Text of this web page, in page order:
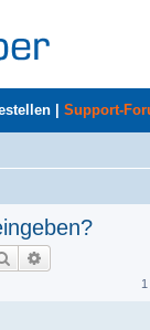
Support-
Suche